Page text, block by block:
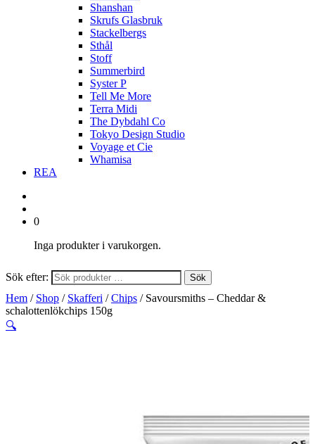
Shanshan
Skrufs Glasbruk
Stackelbergs
Sthål
Stoff
Summerbird
Syster P
Tell Me More
Terra Midi
The Dybdahl Co
Tokyo Design Studio
Voyage et Cie
Whamisa
REA
0
Inga produkter i varukorgen.
Sök efter: Sök
Hem / Shop / Skafferi /Chips / Savoursmiths – Cheddar &
schalottenlökchips 150g
🔍